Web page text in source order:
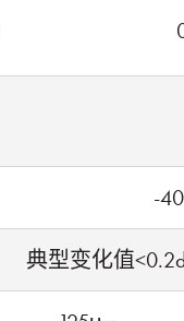
-
典型变化值